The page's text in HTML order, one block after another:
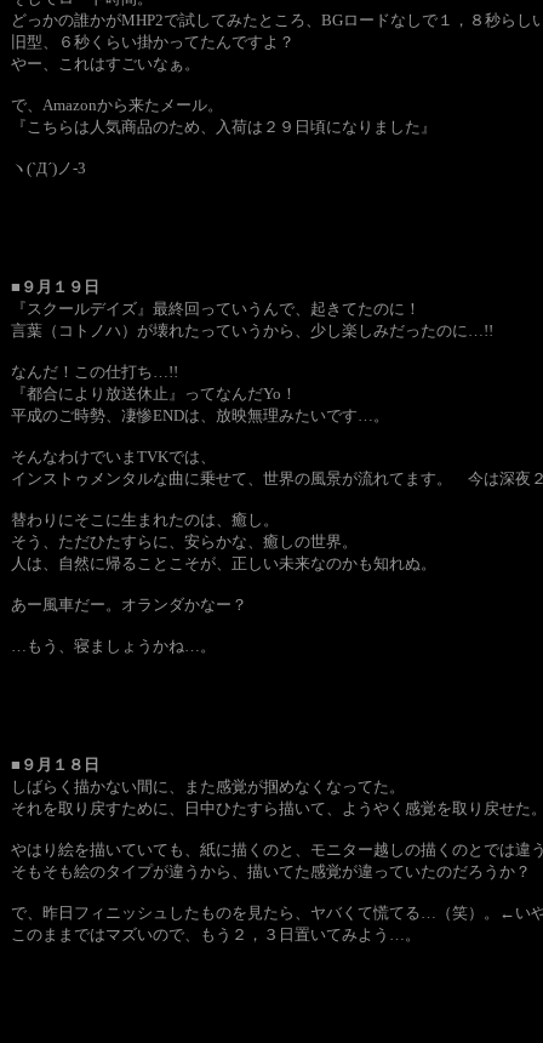
どっかの誰かがMHP2で試してみたところ、BGロードなしで１，８秒らし
旧型、６秒くらい掛かってたんですよ？
やー、これはすごいなぁ。
で、Amazonから来たメール。
『こちらは人気商品のため、入荷は２９日頃になりました』
ヽ(`Д´)ノ-3
■９月１９日
『スクールデイズ』最終回っていうんで、起きてたのに！
言葉（コトノハ）が壊れたっていうから、少し楽しみだったのに…!!
なんだ！この仕打ち…!!
『都合により放送休止』ってなんだYo！
平成のご時勢、凄惨ENDは、放映無理みたいです…。
そんなわけでいまTVKでは、
インストゥメンタルな曲に乗せて、世界の風景が流れてます。 今は深夜
替わりにそこに生まれたのは、癒し。
そう、ただひたすらに、安らかな、癒しの世界。
人は、自然に帰ることこそが、正しい未来なのかも知れぬ。
あー風車だー。オランダかなー？
…もう、寝ましょうかね…。
■９月１８日
しばらく描かない間に、また感覚が掴めなくなってた。
それを取り戻すために、日中ひたすら描いて、ようやく感覚を取り戻せ
やはり絵を描いていても、紙に描くのと、モニター越しの描くのとでは違
そもそも絵のタイプが違うから、描いてた感覚が違っていたのだろうか？
で、昨日フィニッシュしたものを見たら、ヤバくて慌てる…（笑）。←い
このままではマズいので、もう２，３日置いてみよう…。